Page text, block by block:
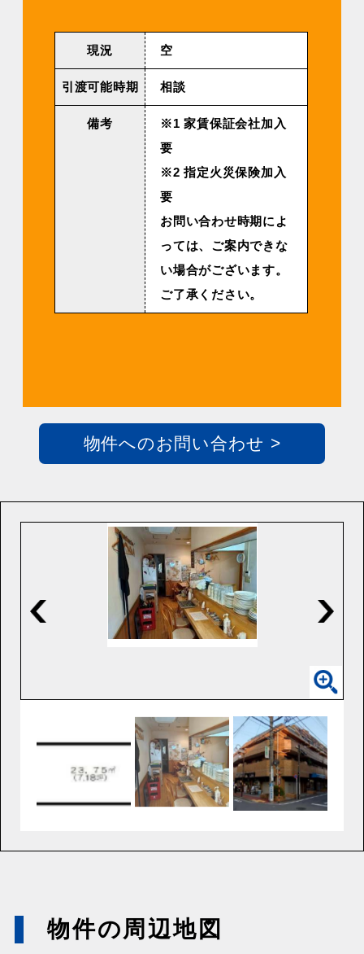
現況 空
引渡可能時期 相談
備考
※1 家賃保証会社加入
要
※2 指定火災保険加入
要
お問い合わせ時期によ
っては、ご案内できな
い場合がございます。
ご了承ください。
物件へのお問い合わせ >
物件の周辺地図